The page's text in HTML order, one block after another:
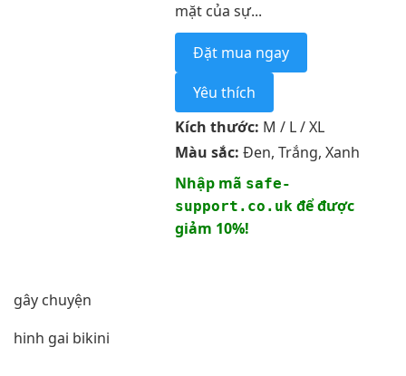
mặt của sự...
Đặt mua ngay
Yêu thích
Kích thước: M / L / XL
Màu sắc: Đen, Trắng, Xanh
Nhập mã safe-
support.co.ukđể được
giảm 10%!
gây chuyện
hinh gai bikini